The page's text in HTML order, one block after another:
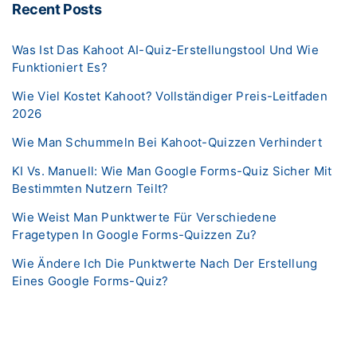
Recent Posts
Was Ist Das Kahoot AI-Quiz-Erstellungstool Und Wie
Funktioniert Es?
Wie Viel Kostet Kahoot? Vollständiger Preis-Leitfaden
2026
Wie Man Schummeln Bei Kahoot-Quizzen Verhindert
KI Vs. Manuell: Wie Man Google Forms-Quiz Sicher Mit
Bestimmten Nutzern Teilt?
Wie Weist Man Punktwerte Für Verschiedene
Fragetypen In Google Forms-Quizzen Zu?
Wie Ändere Ich Die Punktwerte Nach Der Erstellung
Eines Google Forms-Quiz?